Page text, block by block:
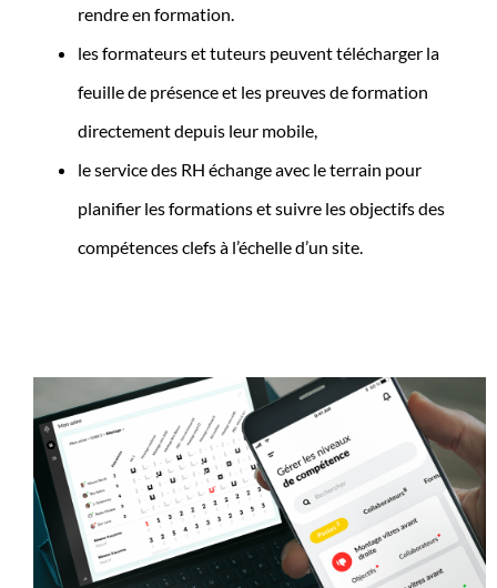
rendre en formation.
les formateurs et tuteurs peuvent télécharger la
feuille de présence et les preuves de formation
directement depuis leur mobile,
le service des RH échange avec le terrain pour
planifier les formations et suivre les objectifs des
compétences clefs à l’échelle d’un site.